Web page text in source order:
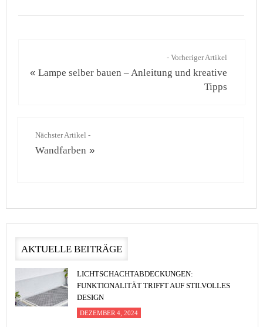
- Vorheriger Artikel
«Lampe selber bauen – Anleitung und kreative
Tipps
Nächster Artikel -
Wandfarben »
AKTUELLE BEITRÄGE
LICHTSCHACHTABDECKUNGEN:
FUNKTIONALITÄT TRIFFT AUF STILVOLLES
DESIGN
DEZEMBER 4, 2024